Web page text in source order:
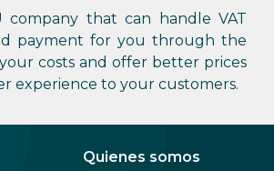
that can handle VAT
payment for you through the
your costs and offer better prices
experience to your customers.
Quienes somos